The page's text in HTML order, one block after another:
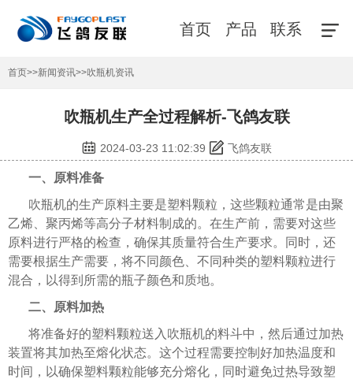
首页 产品 联系
首页>>新闻资讯>>吹瓶机资讯
吹瓶机生产全过程解析-飞鸽友联
2024-03-23 11:02:39 飞鸽友联
一、原料准备
吹瓶机的生产原料主要是塑料颗粒，这些颗粒通常是由聚
乙烯、聚丙烯等高分子材料制成的。在生产前，需要对这些
原料进行严格的检查，确保其质量符合生产要求。同时，还
需要根据生产需要，将不同颜色、不同种类的塑料颗粒进行
混合，以得到所需的瓶子颜色和质地。
二、原料加热
将准备好的塑料颗粒送入吹瓶机的料斗中，然后通过加热
装置将其加热至熔化状态。这个过程需要控制好加热温度和
时间，以确保塑料颗粒能够充分熔化，同时避免过热导致塑